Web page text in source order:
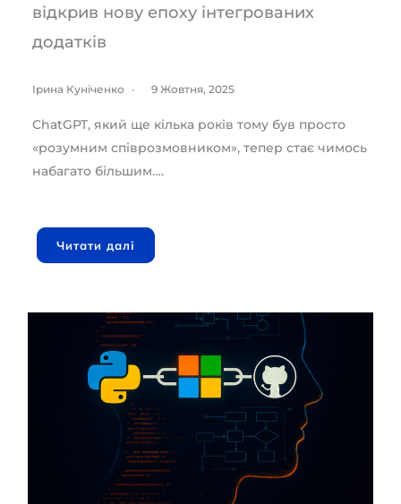
відкрив нову епоху інтегрованих
додатків
Ірина Куніченко 9 Жовтня, 2025
ChatGPT, який ще кілька років тому був просто
«розумним співрозмовником», тепер стає чимось
набагато більшим….
Читати далі